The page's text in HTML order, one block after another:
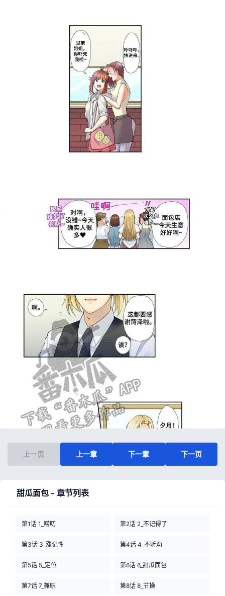
上一页 上一章 下一章 下一页
甜瓜面包 - 章节列表
第1话 1_唠叨 第2话 2_不记得了
第3话 3_涨记性 第4话 4_不听劝
第5话 5_定位 第6话 6_甜瓜面包
第7话 7_兼职 第8话 8_节操